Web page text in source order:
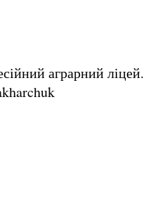
аграрний ліцей.